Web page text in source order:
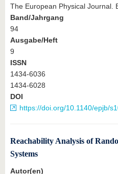
The European Physical Journal.
Band/Jahrgang
94
Ausgabe/Heft
9
ISSN
1434-6036
1434-6028
DOI
https://doi.org/10.1140/epjb/
Reachability Analysis of
Systems
Autor(en)